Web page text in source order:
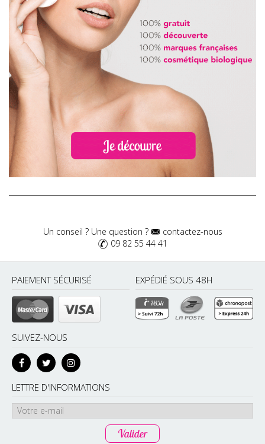
Un conseil ? Une question ?
contactez-nous
09 82 55 44 41
PAIEMENT SÉCURISÉ EXPÉDIÉ SOUS 48H
SUIVEZ-NOUS
LETTRE D'INFORMATIONS